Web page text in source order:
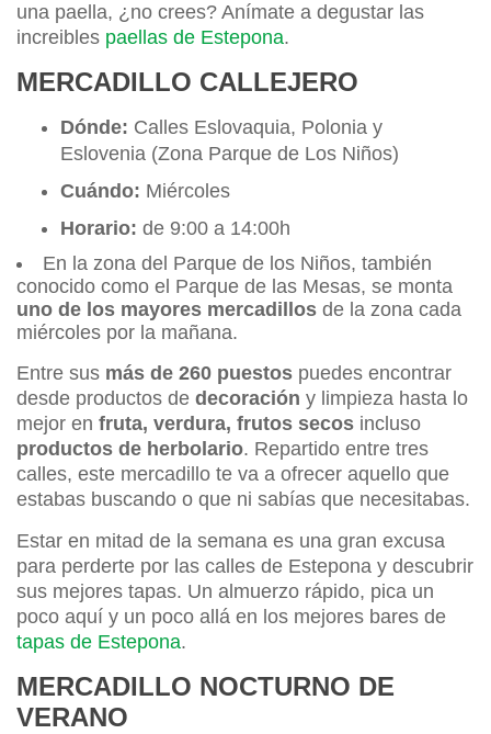
una paella, ¿no crees? Anímate a degustar las
increibles paellas de Estepona.
MERCADILLO CALLEJERO
Dónde: Calles Eslovaquia, Polonia y
Eslovenia (Zona Parque de Los Niños)
Cuándo: Miércoles
Horario: de 9:00 a 14:00h
En la zona del Parque de los Niños, también
conocido como el Parque de las Mesas, se monta
uno de los mayores mercadillos de la zona cada
miércoles por la mañana.
Entre sus más de 260 puestos puedes encontrar
desde productos de decoración y limpieza hasta lo
mejor en fruta, verdura, frutos secos incluso
productos de herbolario. Repartido entre tres
calles, este mercadillo te va a ofrecer aquello que
estabas buscando o que ni sabías que necesitabas.
Estar en mitad de la semana es una gran excusa
para perderte por las calles de Estepona y descubrir
sus mejores tapas. Un almuerzo rápido, pica un
poco aquí y un poco allá en los mejores bares de
tapas de Estepona.
MERCADILLO NOCTURNO DE
VERANO